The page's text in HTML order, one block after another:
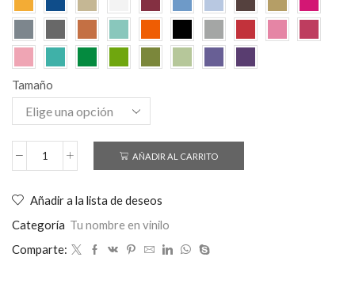
Tamaño
AÑADIR AL CARRITO
Añadir a la lista de deseos
Categoría Tu nombre en vinilo
Comparte: